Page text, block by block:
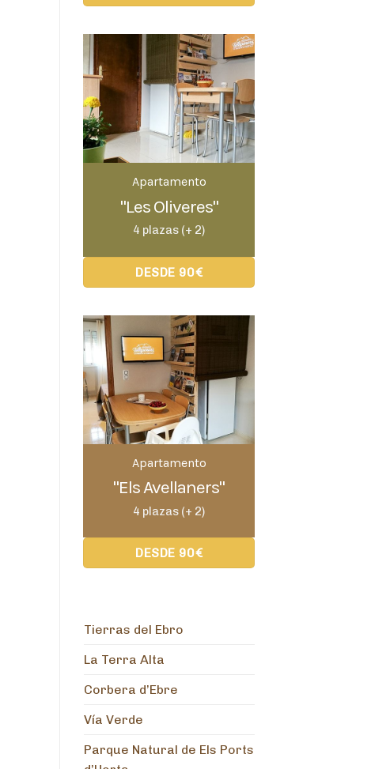
Apartamento
"Les Oliveres"
4 plazas (+ 2)
DESDE 90€
Apartamento
"Els Avellaners"
4 plazas (+ 2)
DESDE 90€
Tierras del Ebro
La Terra Alta
Corbera d’Ebre
Vía Verde
Parque Natural de Els Ports